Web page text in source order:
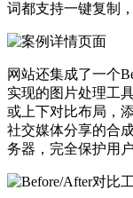
词都支持一键复制
网站还集成了一个
实现的图片处理工
或上下对比布局，
社交媒体分享的合
务器，完全保护用户